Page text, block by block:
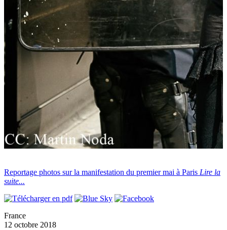
Reportage photos sur la manifestation du premier mai à Paris Lire la
suite...
France
12 octobre 2018